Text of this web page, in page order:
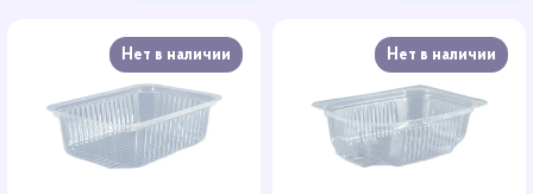
Нет в наличии Нет в наличии